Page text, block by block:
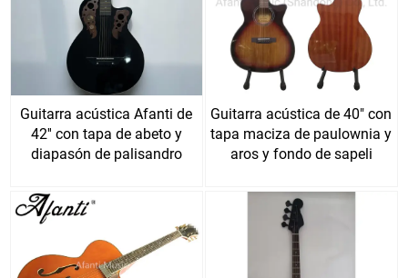
Guitarra acústica Afanti de
42'' con tapa de abeto y
diapasón de palisandro
Guitarra acústica de 40" con
tapa maciza de paulownia y
aros y fondo de sapeli